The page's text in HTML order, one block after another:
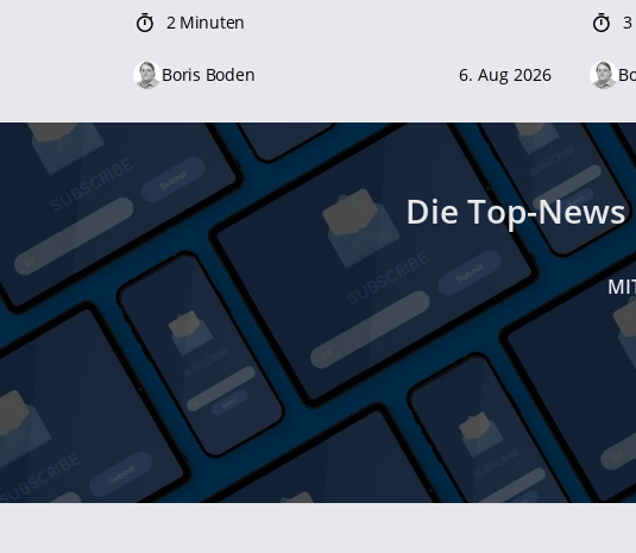
2 Minuten
Boris Boden 6. Aug 2026
Die Top-